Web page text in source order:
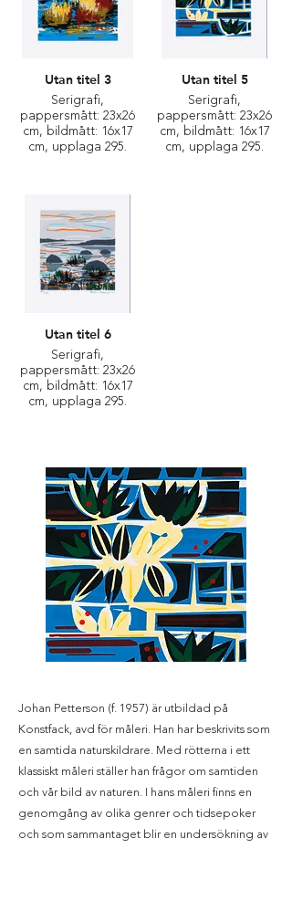
Utan titel 3
Serigrafi,
pappersmått: 23x26
cm, bildmått: 16x17
cm, upplaga 295.
Utan titel 5
Serigrafi,
pappersmått: 23x26
cm, bildmått: 16x17
cm, upplaga 295.
Utan titel 6
Serigrafi,
pappersmått: 23x26
cm, bildmått: 16x17
cm, upplaga 295.
Johan Petterson (f. 1957) är utbildad på
Konstfack, avd för måleri. Han har beskrivits som
en samtida naturskildrare. Med rötterna i ett
klassiskt måleri ställer han frågor om samtiden
och vår bild av naturen. I hans måleri finns en
genomgång av olika genrer och tidsepoker
och som sammantaget blir en undersökning av